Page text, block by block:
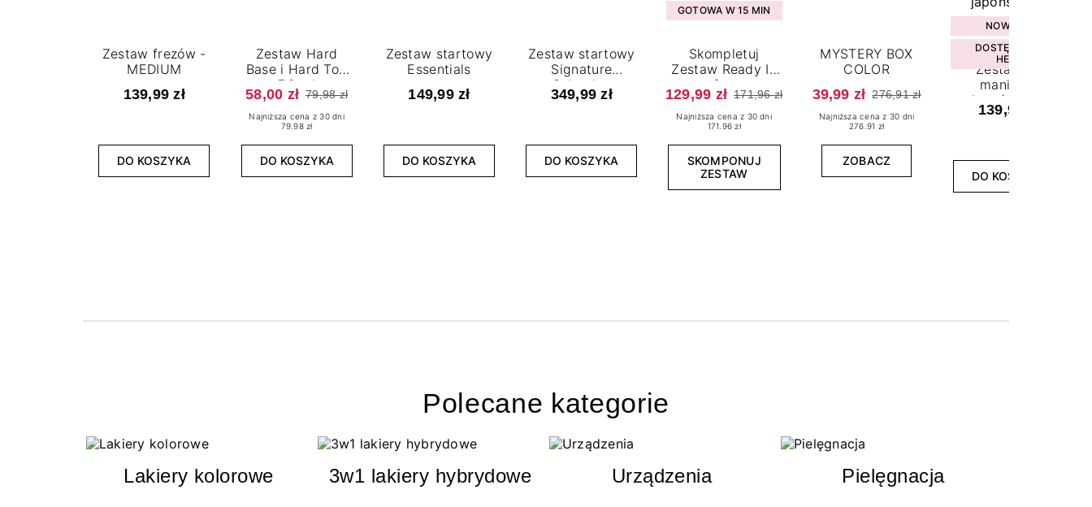
Zestaw frezów -
MEDIUM
139,99 zł
DO KOSZYKA
Zestaw Hard
Base i Hard Top
7,2 ml
58,00 zł 79,98 zł
Najniższa cena z 30 dni
79.98 zł
DO KOSZYKA
Zestaw startowy
Essentials
149,99 zł
DO KOSZYKA
Zestaw startowy
Signature
Selection
349,99 zł
DO KOSZYKA
GOTOWA W 15 MIN
Skompletuj
Zestaw Ready In
One
129,99 zł 171,96 zł
Najniższa cena z 30 dni
171.96 zł
SKOMPONUJ
ZESTAW
MYSTERY BOX
COLOR
39,99 zł 276,91 zł
Najniższa cena z 30 dni
276.91 zł
ZOBACZ
NOWOŚĆ
DOSTĘPNY W
HEBE
Zestaw do
manicure
japońskiego
139,99 zł
DO KOSZYKA
Polecane kategorie
Lakiery kolorowe 3w1 lakiery hybrydowe Urządzenia Pielęgnacja